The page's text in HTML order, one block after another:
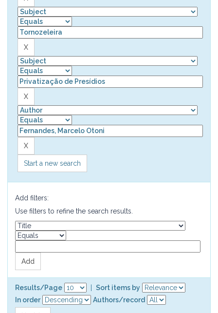
Start a new search
Add filters:
Use filters to refine the search results.
Results/Page
Sort items by
In order
Authors/record